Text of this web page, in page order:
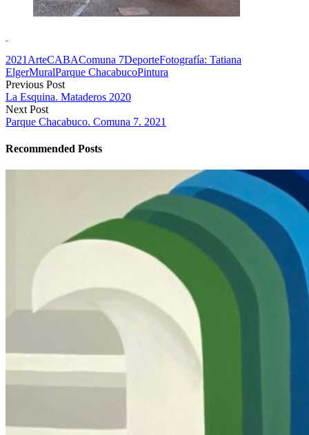
2021 ArteCABAComuna 7DeporteFotografía: Tatiana
ElgerMuralParque ChacabucoPintura
Previous Post
La Esquina. Mataderos 2020
Next Post
Parque Chacabuco. Comuna 7. 2021
Recommended Posts